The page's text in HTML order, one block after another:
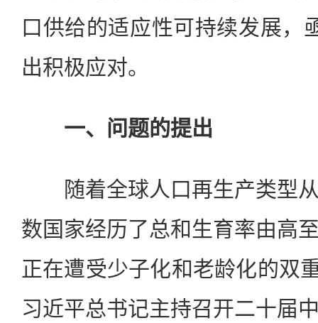
口供给的适应性可持续发展，
出积极应对。
一、问题的提出
随着全球人口再生产类型从
数国家经历了总和生育率由高
正在遭受少子化和老龄化的双
习近平总书记主持召开二十届